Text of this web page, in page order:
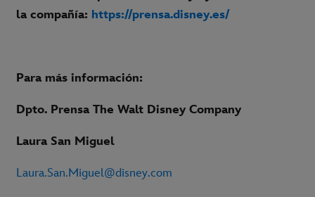
la compañía: https://prensa.disney.es/
Para más información:
Dpto. Prensa The Walt Disney Company
Laura San Miguel
Laura.San.Miguel@disney.com